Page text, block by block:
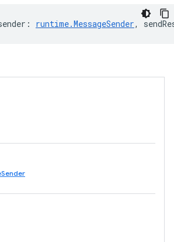
: runtime.MessageSender,